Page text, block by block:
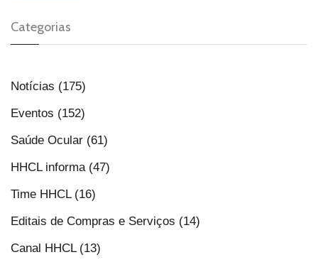
Categorias
Notícias (175)
Eventos (152)
Saúde Ocular (61)
HHCL informa (47)
Time HHCL (16)
Editais de Compras e Serviços (14)
Canal HHCL (13)